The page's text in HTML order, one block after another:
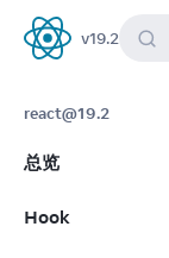
React
v19.2
react@19.2
总览
Hook